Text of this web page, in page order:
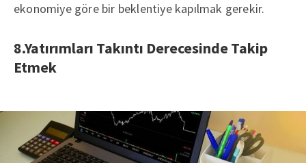
ekonomiye göre bir beklentiye kapılmak gerekir.
8.Yatırımları Takıntı Derecesinde Takip
Etmek